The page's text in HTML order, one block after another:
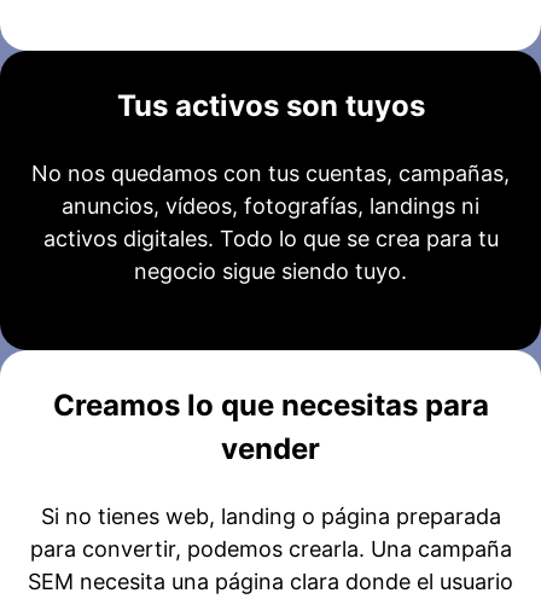
Tus activos son tuyos
No nos quedamos con tus cuentas, campañas,
anuncios, vídeos, fotografías, landings ni
activos digitales. Todo lo que se crea para tu
negocio sigue siendo tuyo.
Creamos lo que necesitas para
vender
Si no tienes web, landing o página preparada
para convertir, podemos crearla. Una campaña
SEM necesita una página clara donde el usuario